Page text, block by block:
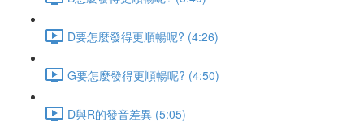
D要怎麼發得更順暢呢? (4:26)
G要怎麼發得更順暢呢? (4:50)
D與R的發音差異 (5:05)